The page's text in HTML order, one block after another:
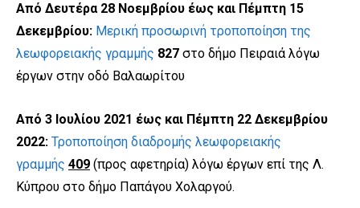
Από Δευτέρα 28 Νοεμβρίου έως και Πέμπτη 15
Δεκεμβρίου: Μερική προσωρινή τροποποίηση της
λεωφορειακής γραμμής 827 στο δήμο Πειραιά λόγω
έργων στην οδό Βαλαωρίτου
Από 3 Ιουλίου 2021 έως και Πέμπτη 22 Δεκεμβρίου
2022: Τροποποίηση διαδρομής λεωφορειακής
γραμμής 409 (προς αφετηρία) λόγω έργων επί της Λ.
Κύπρου στο δήμο Παπάγου Χολαργού.